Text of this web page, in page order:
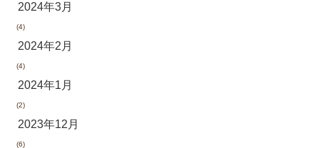
2024年3月
(4)
2024年2月
(4)
2024年1月
(2)
2023年12月
(6)